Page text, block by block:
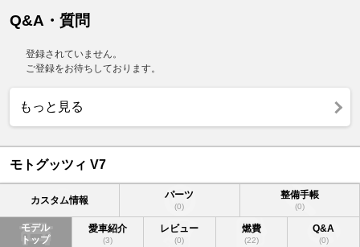
Q&A・質問
登録されていません。
ご登録をお待ちしております。
もっと見る
モトグッツィ V7
カスタム情報 パーツ
(0)
整備手帳
(0)
モデル
トップ
愛車紹介
(3)
レビュー
(0)
燃費
(22)
Q&A
(0)